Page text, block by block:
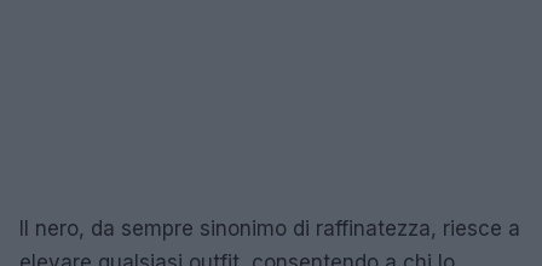
Il nero, da sempre sinonimo di raffinatezza, riesce a